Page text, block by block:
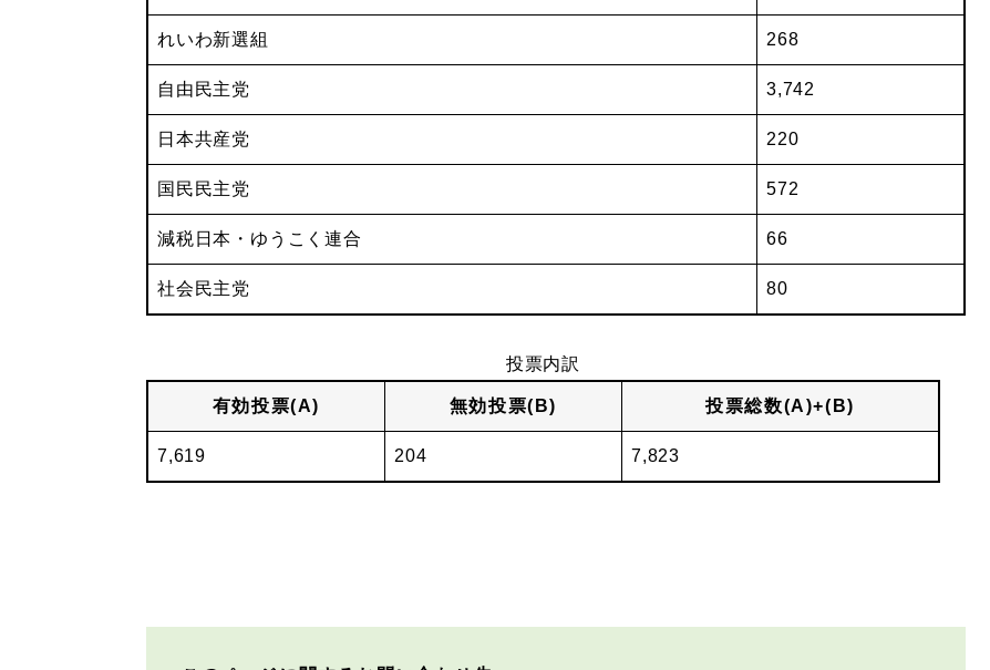
れいわ新選組 268
自由民主党 3,742
日本共産党 220
国民民主党 572
減税日本・ゆうこく連合 66
社会民主党 80
投票内訳
有効投票(A) 無効投票(B) 投票総数(A)+(B)
7,619 204 7,823